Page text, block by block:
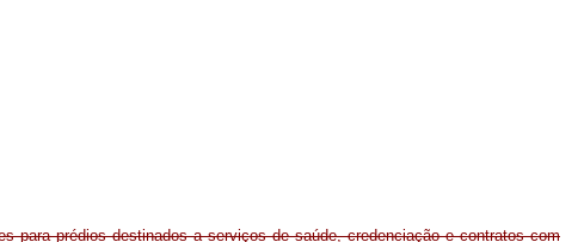
para prédios destinados a serviços de saúde, credenciação e contratos com